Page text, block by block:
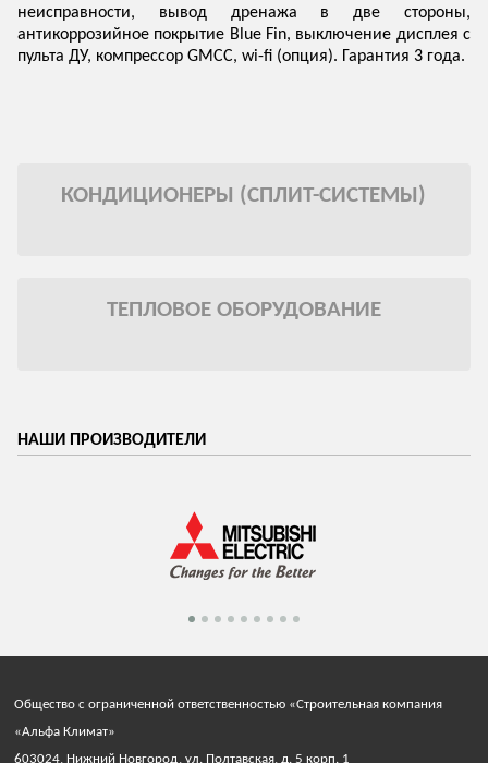
неисправности, вывод дренажа в две стороны,
антикоррозийное покрытие Blue Fin, выключение дисплея с
пульта ДУ, компрессор GMCC, wi-fi (опция). Гарантия 3 года.
КОНДИЦИОНЕРЫ (СПЛИТ-СИСТЕМЫ)
ТЕПЛОВОЕ ОБОРУДОВАНИЕ
НАШИ ПРОИЗВОДИТЕЛИ
Общество с ограниченной ответственностью «Строительная компания
«Альфа Климат»
603024, Нижний Новгород, ул. Полтавская, д. 5 корп. 1